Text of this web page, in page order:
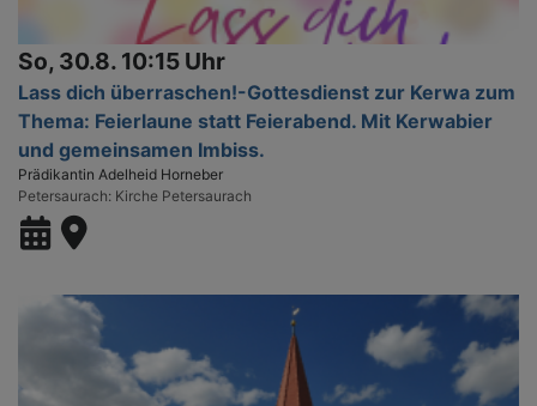
So, 30.8. 10:15 Uhr
Lass dich überraschen!-Gottesdienst zur Kerwa zum
Thema: Feierlaune statt Feierabend. Mit Kerwabier
und gemeinsamen Imbiss.
Prädikantin Adelheid Horneber
Petersaurach Kirche Petersaurach